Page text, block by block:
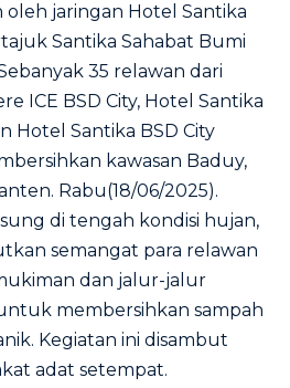
jaringan Hotel Santika
Santika Sahabat Bumi
35 relawan dari
ICE BSD City, Hotel Santika
Hotel Santika BSD City
kawasan Baduy,
Rabu(18/06/2025).
di tengah kondisi hujan,
semangat para relawan
dan jalur-jalur
membersihkan sampah
Kegiatan ini disambut
adat setempat.